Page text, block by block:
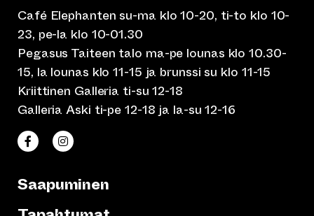
Café Elephanten su-ma klo 10-20, ti-to klo 10-
23, pe-la klo 10-01.30
Pegasus Taiteen talo ma-pe lounas klo 10.30-
15, la lounas klo 11-15 ja brunssi su klo 11-15
Kriittinen Galleria ti-su 12-18
Galleria Aski ti-pe 12-18 ja la-su 12-16
Taiteen talo Facebookissa
(siirtyy toiseen verkkopalveluun)
Taiteen talo Instagramissa
(siirtyy toiseen verkkopalveluun)
Saapuminen